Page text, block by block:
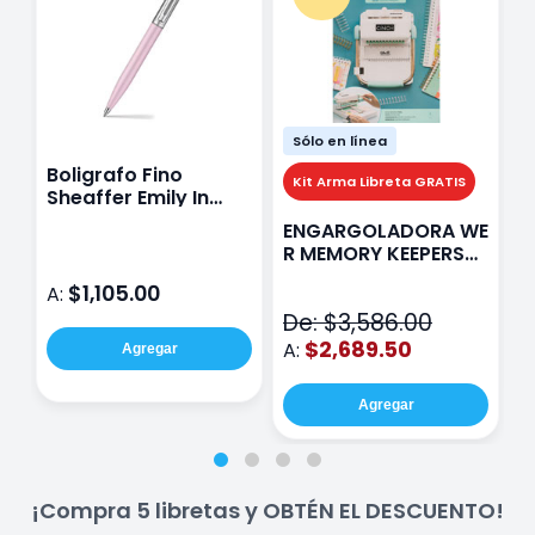
Boligrafo Fino
Sheaffer Emily In
A: $1,105.00
Agregar
Sólo en línea
Kit Arma Libreta GRATIS
ENGARGOLADORA WE
R MEMORY KEEPERS
De: $3,586.00
A: $2,689.50
Agregar
¡Compra 5 libretas y OBTÉN EL DESCUENTO!